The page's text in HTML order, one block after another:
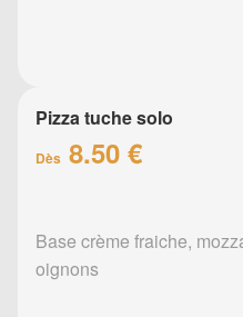
Pizza tuche solo
Dès 8.50 €
Base crème fraiche,
oignons